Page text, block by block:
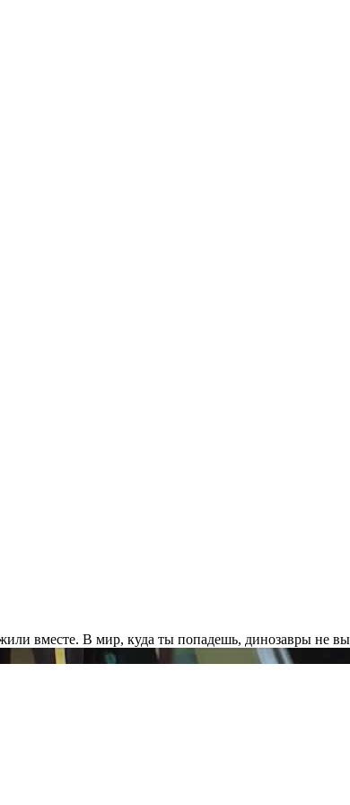
вместе. В мир, куда ты попадешь, динозавры не